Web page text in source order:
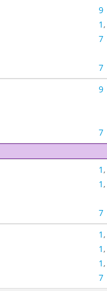
9
1,
7
7
9
7
1,
1,
7
1,
1,
1,
7